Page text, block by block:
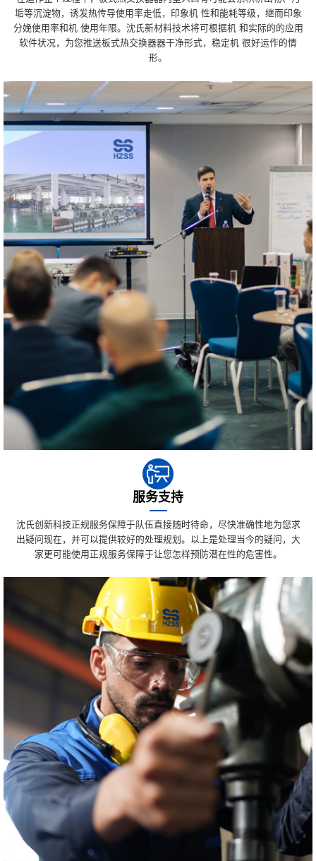
垢等沉淀物，诱发热传导使用率走低，印象机 性和能耗等级，继而印象
分娩使用率和机 使用年限。沈氏新材料技术将可根据机 和实际的的应用
软件状况，为您推送板式热交换器器干净形式，稳定机 很好运作的情
形。
服务支持
沈氏创新科技正规服务保障于队伍直接随时待命，尽快准确性地为您求
出疑问现在，并可以提供较好的处理规划。以上是处理当今的疑问，大
家更可能使用正规服务保障于让您怎样预防潜在性的危害性。